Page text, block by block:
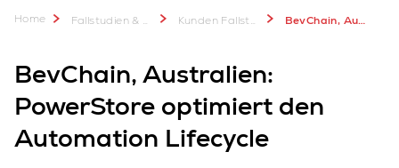
Home Fallstudien & mehr Kunden Fallstudien BevChain, Australien: Kompaktes PowerStore-System
BevChain, Australien:
PowerStore optimiert den
Automation Lifecycle